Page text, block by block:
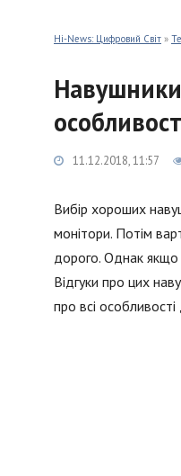
Hi-News: Цифровий Світ »
Навушники
11.12.2018, 11:57
Вибір хороших
монітори. Потім
дорого. Однак якщо
Відгуки про цих
про всі